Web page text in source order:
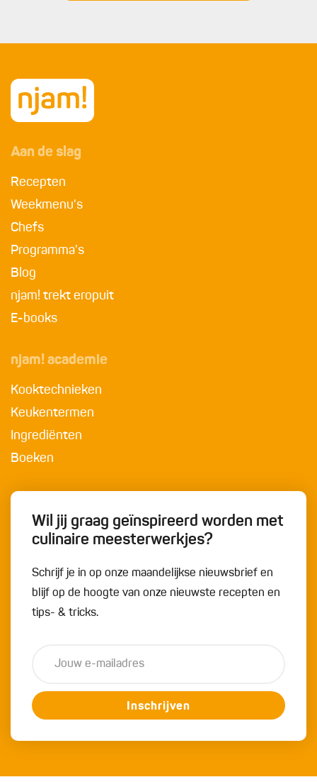
Aan de slag
Recepten
Weekmenu's
Chefs
Programma's
Blog
njam! trekt eropuit
E-books
njam! academie
Kooktechnieken
Keukentermen
Ingrediënten
Boeken
Wil jij graag geïnspireerd worden met
culinaire meesterwerkjes?
Schrijf je in op onze maandelijkse nieuwsbrief en
blijf op de hoogte van onze nieuwste recepten en
tips- & tricks.
Inschrijven